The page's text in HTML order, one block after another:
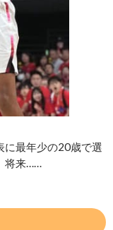
に最年少の20歳で選
将来……